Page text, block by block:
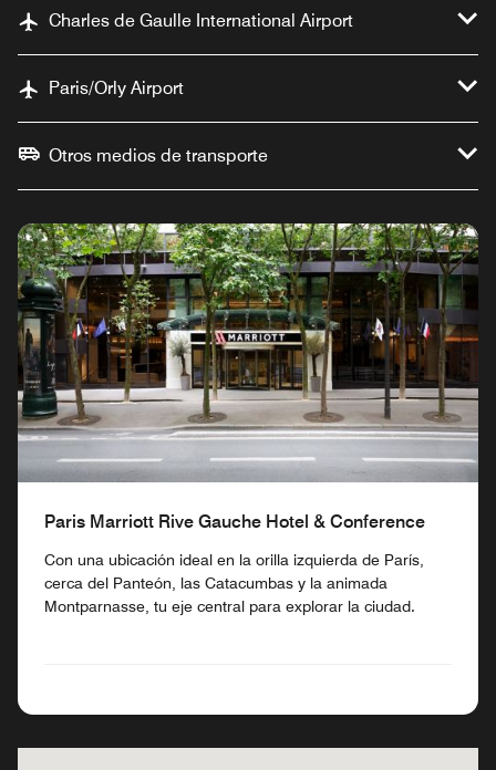
Charles de Gaulle International Airport
Paris/Orly Airport
Otros medios de transporte
Paris Marriott Rive Gauche Hotel & Conference
Con una ubicación ideal en la orilla izquierda de París,
cerca del Panteón, las Catacumbas y la animada
Montparnasse, tu eje central para explorar la ciudad.